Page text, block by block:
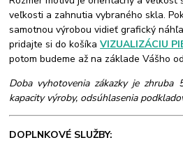
veľkosti a zahnutia vybraného skla.
samotnou výrobou vidieť grafický
pridajte si do košíkaVIZUALIZÁCIU
potom budeme až na základe Vášho
Doba vyhotovenia zákazky je zhruba
kapacity výroby, odsúhlasenia
DOPLNKOVÉ SLUŽBY: